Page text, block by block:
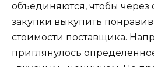
объединяются, чтобы через
закупки выкупить
стоимости поставщика.
приглянулось